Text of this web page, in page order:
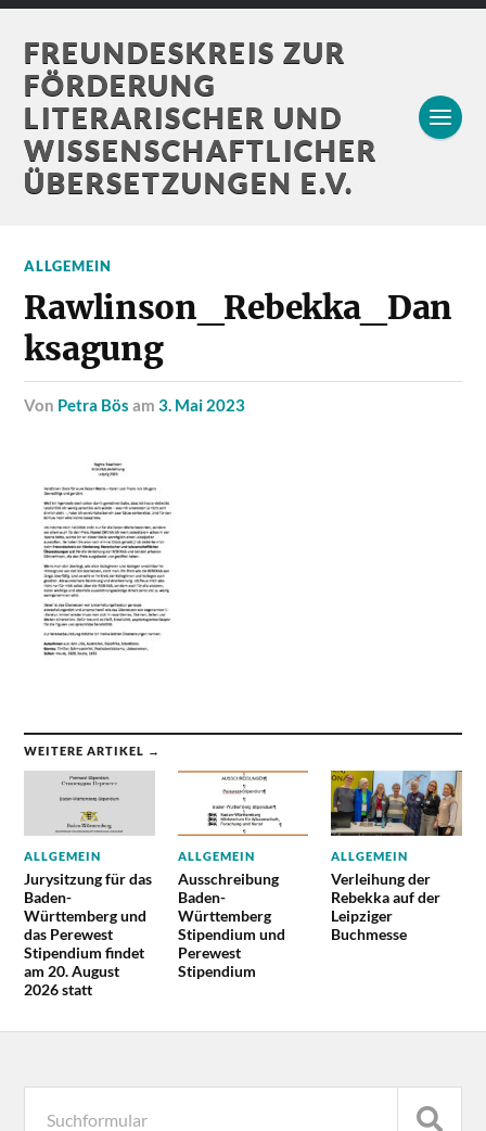
FREUNDESKREIS ZUR
FÖRDERUNG
LITERARISCHER UND
WISSENSCHAFTLICHER
ÜBERSETZUNGEN E.V.
ALLGEMEIN
Rawlinson_Rebekka_Dan
ksagung
von Petra Bös am3. Mai 2023
WEITERE ARTIKEL →
ALLGEMEIN
Jurysitzung für das
Baden-
Württemberg und
das Perewest
Stipendium findet
am 20. August
2026 statt
ALLGEMEIN
Ausschreibung
Baden-
Württemberg
Stipendium und
Perewest
Stipendium
ALLGEMEIN
Verleihung der
Rebekka auf der
Leipziger
Buchmesse